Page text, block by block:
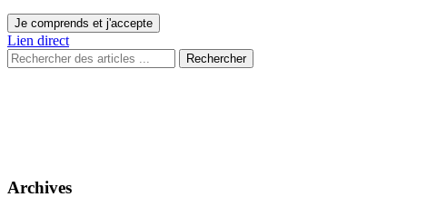
Je comprends et j'accepte
Lien direct
Rechercher
Archives